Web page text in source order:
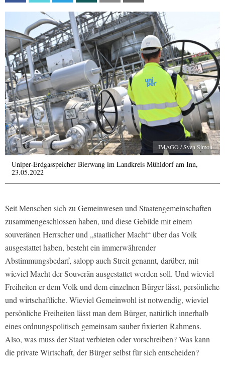
IMAGO / Sven Simon
Uniper-Erdgasspeicher Bierwang im Landkreis Mühldorf am Inn,
23.05.2022
Seit Menschen sich zu Gemeinwesen und Staatengemeinschaften
zusammengeschlossen haben, und diese Gebilde mit einem
souveränen Herrscher und „staatlicher Macht“ über das Volk
ausgestattet haben, besteht ein immerwährender
Abstimmungsbedarf, salopp auch Streit genannt, darüber, mit
wieviel Macht der Souverän ausgestattet werden soll. Und wieviel
Freiheiten er dem Volk und dem einzelnen Bürger lässt, persönliche
und wirtschaftliche. Wieviel Gemeinwohl ist notwendig, wieviel
persönliche Freiheiten lässt man dem Bürger, natürlich innerhalb
eines ordnungspolitisch gemeinsam sauber fixierten Rahmens.
Also, was muss der Staat verbieten oder vorschreiben? Was kann
die private Wirtschaft, der Bürger selbst für sich entscheiden?